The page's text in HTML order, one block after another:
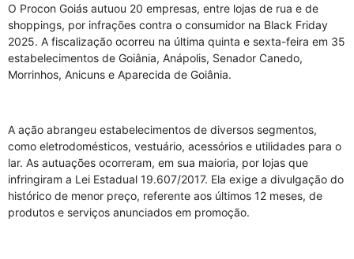
O Procon Goiás autuou 20 empresas, entre lojas de rua e de
shoppings, por infrações contra o consumidor na Black Friday
2025. A fiscalização ocorreu na última quinta e sexta-feira em 35
estabelecimentos de Goiânia, Anápolis, Senador Canedo,
Morrinhos, Anicuns e Aparecida de Goiânia.
A ação abrangeu estabelecimentos de diversos segmentos,
como eletrodomésticos, vestuário, acessórios e utilidades para o
lar. As autuações ocorreram, em sua maioria, por lojas que
infringiram a Lei Estadual 19.607/2017. Ela exige a divulgação do
histórico de menor preço, referente aos últimos 12 meses, de
produtos e serviços anunciados em promoção.